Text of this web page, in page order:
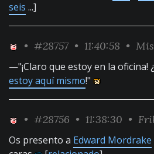
seis ...]
• #28757 • 11:40:58 •
—"¡Claro que estoy en la oficina!
estoy aquí mismo!"
• #28756 • 11:38:30 •
Os presento a Edward Mordrake